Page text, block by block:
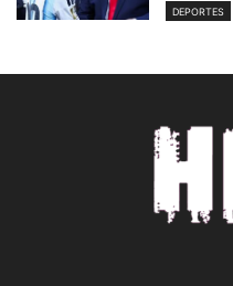
DEPORTES